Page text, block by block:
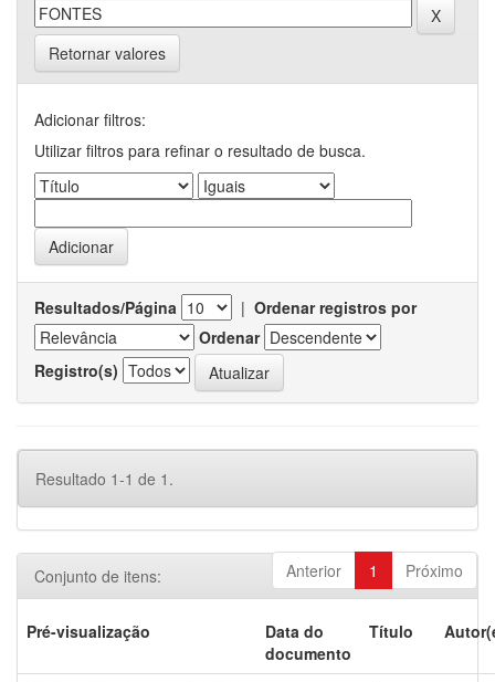
Retornar valores
Adicionar filtros:
Utilizar filtros para refinar o resultado de busca.
Resultados/Página | Ordenar registros por
Ordenar
Registro(s)
Resultado 1-1 de 1.
Anterior 1 Próximo
Conjunto de itens:
Pré-visualização
Data do
documento
Título